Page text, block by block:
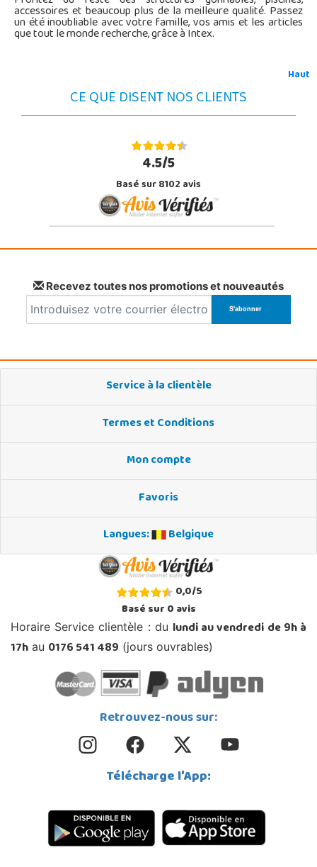
accessoires et beaucoup plus de la meilleure qualité. Passez
un été inoubliable avec votre famille, vos amis et les articles
que tout le monde recherche, grâce à Intex.
Haut
CE QUE DISENT NOS CLIENTS
4.5/5
Basé sur 8102 avis
Recevez toutes nos promotions et nouveautés
Service à la clientèle
Termes et Conditions
Mon compte
Favoris
Langues:
Belgique
0,0/5
Basé sur0avis
Horaire Service clientèle : du lundi au vendredi de 9h à
17h au 0176 541 489 (jours ouvrables)
Retrouvez-nous sur:
Télécharge l'App: